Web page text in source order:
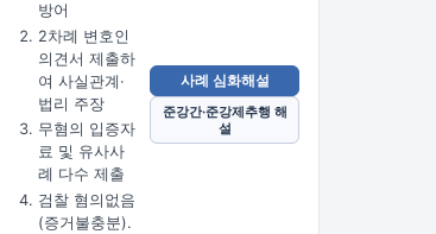
방어
2차례 변호인
의견서 제출하
여 사실관계·
법리 주장
무혐의 입증자
료 및 유사사
례 다수 제출
검찰 혐의없음
(증거불충분).
사례 심화해설
준강간·준강제추행 해
설